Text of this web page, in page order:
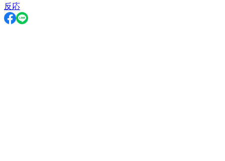
反応